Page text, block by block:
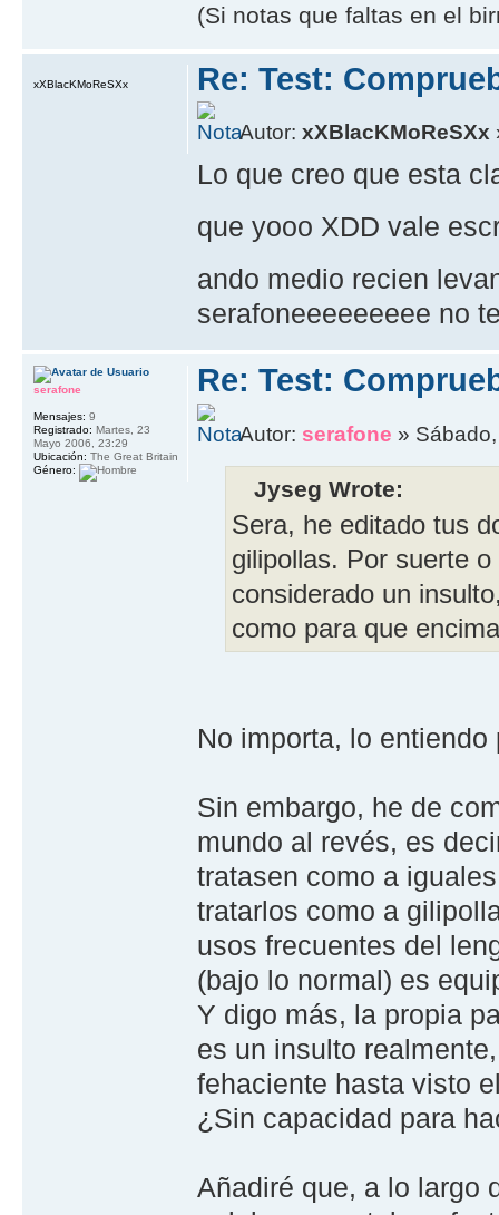
(Si notas que faltas en el
Re: Test:
Autor:xXBlacKMoReSXx
Lo que creo que esta
que yooo XDD vale
ando medio recien
serafoneeeeeeeee no
xXBlacKMoReSXx
Re: Test:
Autor: serafone »
Jyseg Wrote:
Sera, he editado tus
gilipollas. Por suerte
considerado un
como para que
No importa, lo entiendo
Sin embargo, he de
mundo al revés, es
tratasen como a
tratarlos como a
usos frecuentes del
(bajo lo normal) es
Y digo más, la propia
es un insulto
fehaciente hasta visto
¿Sin capacidad para
Añadiré que, a lo largo
serafone
Mensajes: 9
Registrado: Martes, 23
Mayo 2006, 23:29
Ubicación: The Great Britain
Género: